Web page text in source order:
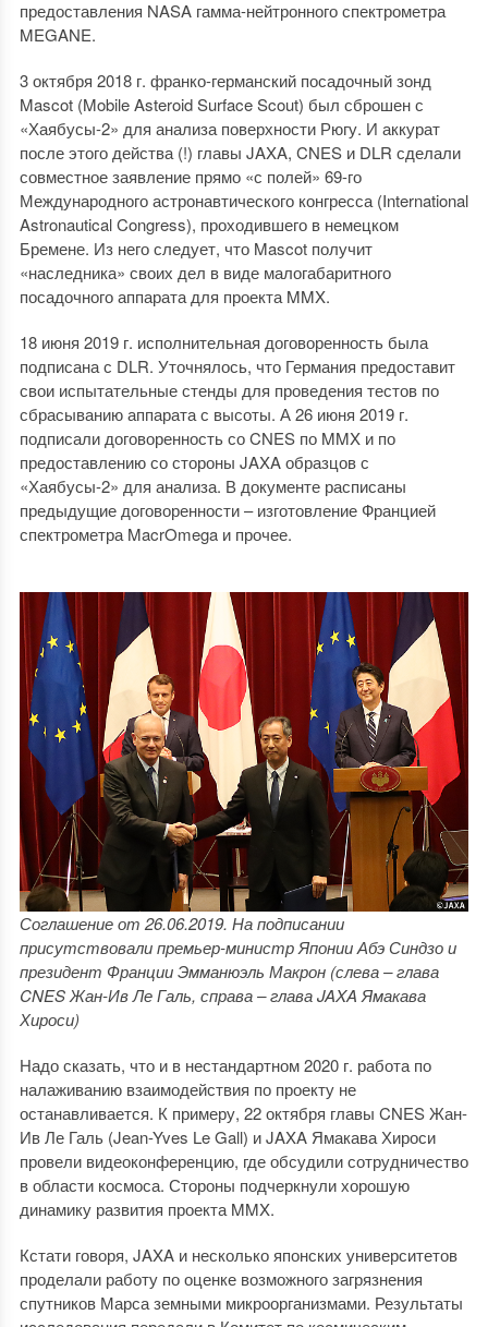
предоставления NASA гамма-нейтронного спектрометра
MEGANE.
3 октября 2018 г. франко-германский посадочный зонд
Mascot (Mobile Asteroid Surface Scout) был сброшен с
«Хаябусы-2» для анализа поверхности Рюгу. И аккурат
после этого действа (!) главы JAXA, CNES и DLR сделали
совместное заявление прямо «с полей» 69-го
Международного астронавтического конгресса (International
Astronautical Congress), проходившего в немецком
Бремене. Из него следует, что Mascot получит
«наследника» своих дел в виде малогабаритного
посадочного аппарата для проекта MMX.
18 июня 2019 г. исполнительная договоренность была
подписана с DLR. Уточнялось, что Германия предоставит
свои испытательные стенды для проведения тестов по
сбрасыванию аппарата с высоты. А 26 июня 2019 г.
подписали договоренность со CNES по MMX и по
предоставлению со стороны JAXA образцов с
«Хаябусы-2» для анализа. В документе расписаны
предыдущие договоренности – изготовление Францией
спектрометра MacrOmega и прочее.
Соглашение от 26.06.2019. На подписании
присутствовали премьер-министр Японии Абэ Синдзо и
президент Франции Эмманюэль Макрон (слева – глава
CNES Жан-Ив Ле Галь, справа – глава JAXA Ямакава
Хироси)
Надо сказать, что и в нестандартном 2020 г. работа по
налаживанию взаимодействия по проекту не
останавливается. К примеру, 22 октября главы CNES Жан-
Ив Ле Галь (Jean-Yves Le Gall) и JAXA Ямакава Хироси
провели видеоконференцию, где обсудили сотрудничество
в области космоса. Стороны подчеркнули хорошую
динамику развития проекта MMX.
Кстати говоря, JAXA и несколько японских университетов
проделали работу по оценке возможного загрязнения
спутников Марса земными микроорганизмами. Результаты